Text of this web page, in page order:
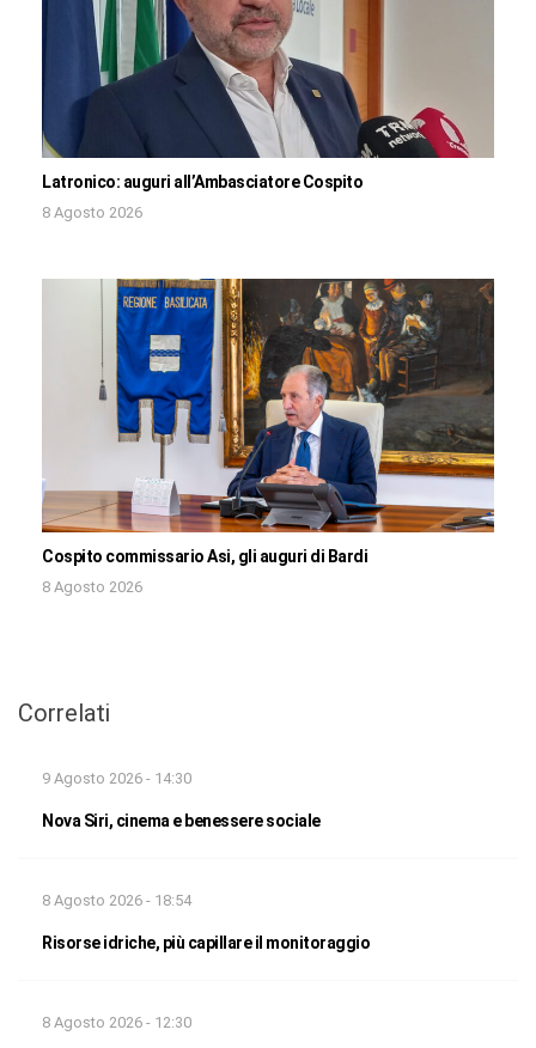
Latronico: auguri all’Ambasciatore Cospito
8 Agosto 2026
Cospito commissario Asi, gli auguri di Bardi
8 Agosto 2026
Correlati
9 Agosto 2026 - 14:30
Nova Siri, cinema e benessere sociale
8 Agosto 2026 - 18:54
Risorse idriche, più capillare il monitoraggio
8 Agosto 2026 - 12:30